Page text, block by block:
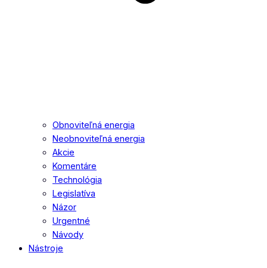
Obnoviteľná energia
Neobnoviteľná energia
Akcie
Komentáre
Technológia
Legislatíva
Názor
Urgentné
Návody
Nástroje